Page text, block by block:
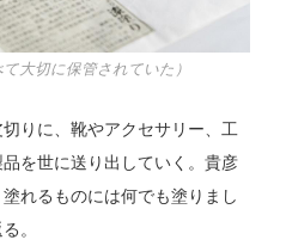
大切に保管されていた）
りに、靴やアクセサリー、工
を世に送り出していく。貴彦
れるものには何でも塗りまし
。